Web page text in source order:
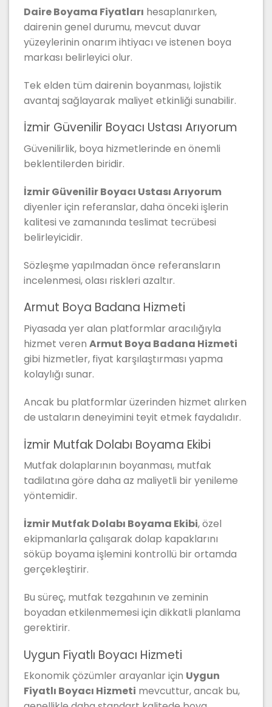
Daire Boyama Fiyatları hesaplanırken,
dairenin genel durumu, mevcut duvar
yüzeylerinin onarım ihtiyacı ve istenen boya
markası belirleyici olur.
Tek elden tüm dairenin boyanması, lojistik
avantaj sağlayarak maliyet etkinliği sunabilir.
İzmir Güvenilir Boyacı Ustası Arıyorum
Güvenilirlik, boya hizmetlerinde en önemli
beklentilerden biridir.
İzmir Güvenilir Boyacı Ustası Arıyorum
diyenler için referanslar, daha önceki işlerin
kalitesi ve zamanında teslimat tecrübesi
belirleyicidir.
Sözleşme yapılmadan önce referansların
incelenmesi, olası riskleri azaltır.
Armut Boya Badana Hizmeti
Piyasada yer alan platformlar aracılığıyla
hizmet veren Armut Boya Badana Hizmeti
gibi hizmetler, fiyat karşılaştırması yapma
kolaylığı sunar.
Ancak bu platformlar üzerinden hizmet alırken
de ustaların deneyimini teyit etmek faydalıdır.
İzmir Mutfak Dolabı Boyama Ekibi
Mutfak dolaplarının boyanması, mutfak
tadilatına göre daha az maliyetli bir yenileme
yöntemidir.
İzmir Mutfak Dolabı Boyama Ekibi, özel
ekipmanlarla çalışarak dolap kapaklarını
söküp boyama işlemini kontrollü bir ortamda
gerçekleştirir.
Bu süreç, mutfak tezgahının ve zeminin
boyadan etkilenmemesi için dikkatli planlama
gerektirir.
Uygun Fiyatlı Boyacı Hizmeti
Ekonomik çözümler arayanlar için Uygun
Fiyatlı Boyacı Hizmeti mevcuttur, ancak bu,